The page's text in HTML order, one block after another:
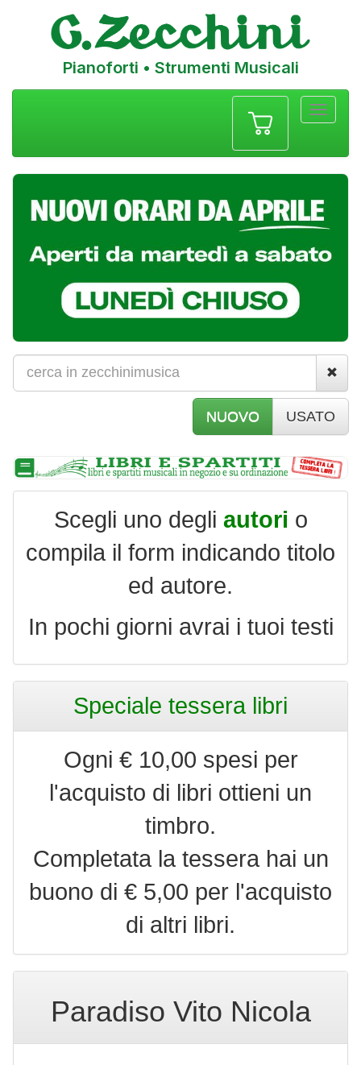
Pianoforti • Strumenti Musicali
NUOVO USATO
Scegli uno degli autori o
compila il form indicando titolo
ed autore.
In pochi giorni avrai i tuoi testi
Speciale tessera libri
Ogni € 10,00 spesi per
l'acquisto di libri ottieni un
timbro.
Completata la tessera hai un
buono di € 5,00 per l'acquisto
di altri libri.
Paradiso Vito Nicola